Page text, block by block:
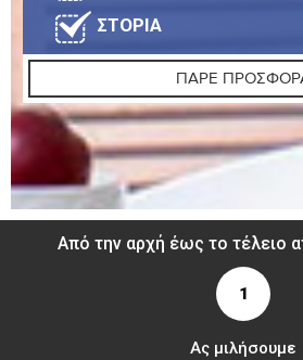
ΣΤΟΡΙΑ
ΠΑΡΕ
Από την αρχή έως το τέλειο
1
Ας μιλήσουμε